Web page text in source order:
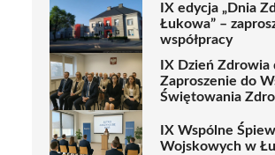
IX edycja „Dnia
Łukowa” –
współpracy
IX Dzień Zdrowia
Zaproszenie do
Świętowania
IX Wspólne
Wojskowych w